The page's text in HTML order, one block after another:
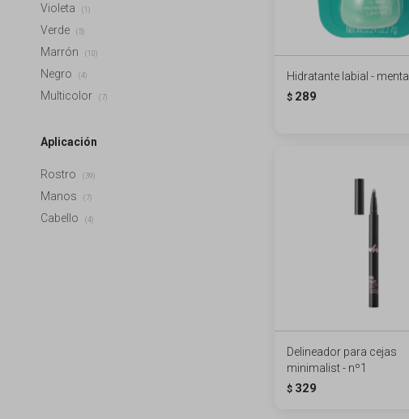
Hidratante labial - menta
$ 289
Delineador para cejas
minimalist - nº1
$ 329
Violeta (1)
Verde (5)
Marrón (10)
Negro (4)
Multicolor (7)
Aplicación
Rostro (39)
Manos (7)
Cabello (4)